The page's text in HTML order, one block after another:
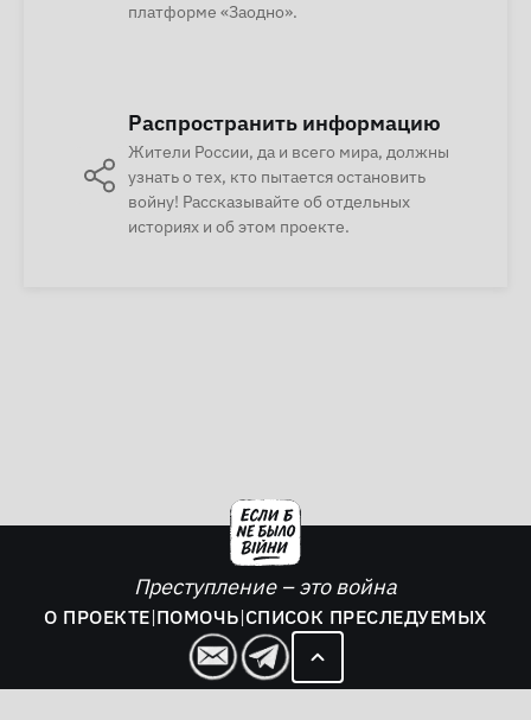
платформе «Заодно».
Распространить информацию
Жители России, да и всего мира, должны
узнать о тех, кто пытается остановить
войну! Рассказывайте об отдельных
историях и об этом проекте.
Преступление – это война
О ПРОЕКТЕ|ПОМОЧЬ|СПИСОК ПРЕСЛЕДУЕМЫХ